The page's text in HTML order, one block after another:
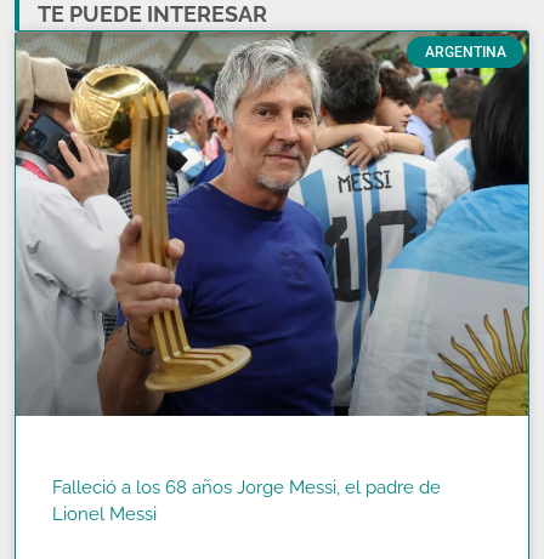
TE PUEDE INTERESAR
ARGENTINA
Falleció a los 68 años Jorge Messi, el padre de
Lionel Messi